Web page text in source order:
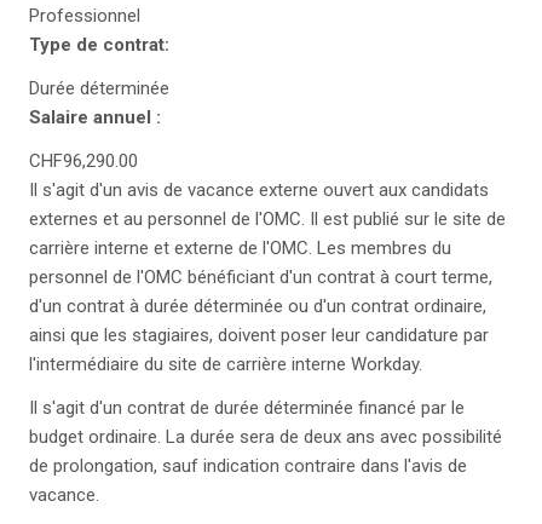
Professionnel
Type de contrat:
Durée déterminée
Salaire annuel :
CHF96,290.00
Il s'agit d'un avis de vacance externe ouvert aux candidats
externes et au personnel de l'OMC. Il est publié sur le site de
carrière interne et externe de l'OMC. Les membres du
personnel de l'OMC bénéficiant d'un contrat à court terme,
d'un contrat à durée déterminée ou d'un contrat ordinaire,
ainsi que les stagiaires, doivent poser leur candidature par
l'intermédiaire du site de carrière interne Workday.
Il s'agit d'un contrat de durée déterminée financé par le
budget ordinaire. La durée sera de deux ans avec possibilité
de prolongation, sauf indication contraire dans l'avis de
vacance.